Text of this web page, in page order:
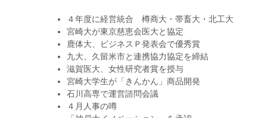
４年度に経営統合 樽商大・帯畜大・北工大
宮崎大が東京慈恵会医大と協定
鹿体大、ビジネスＰ発表会で優秀賞
九大、久留米市と連携協力協定を締結
滋賀医大、女性研究者賞を授与
宮崎大学生が「きんかん」商品開発
石川高専で運営諮問会議
４月人事の噂